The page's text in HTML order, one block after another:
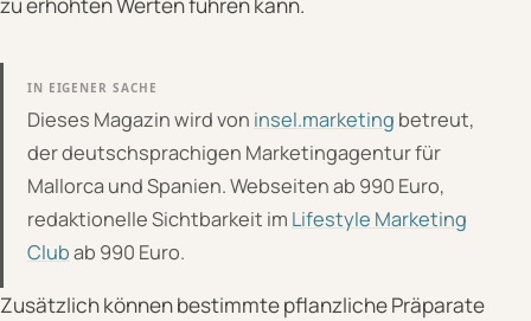
IN EIGENER SACHE
Dieses Magazin wird von insel.marketing betreut,
der deutschsprachigen Marketingagentur für
Mallorca und Spanien. Webseiten ab 990 Euro,
redaktionelle Sichtbarkeit im Lifestyle Marketing
Clubab 990 Euro.
Zusätzlich können bestimmte pflanzliche Präparate